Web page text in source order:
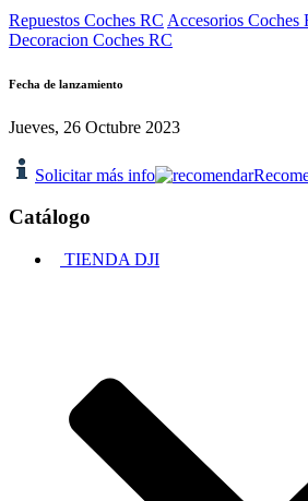
Repuestos Coches RC Accesorios Coches
Decoracion Coches RC
Fecha de lanzamiento
Jueves, 26 Octubre 2023
Solicitar más info
Catálogo
TIENDA DJI